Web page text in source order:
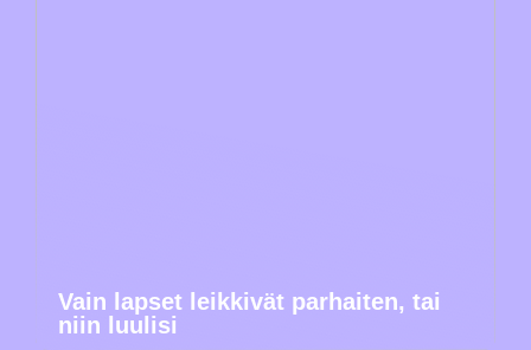
Vain lapset leikkivät parhaiten, tai
niin luulisi